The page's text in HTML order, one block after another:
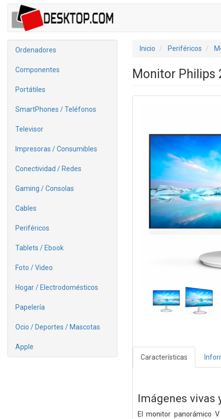
Ordenadores
Componentes
Portátiles
SmartPhones / Teléfonos
Televisor
Impresoras / Consumibles
Conectividad / Redes
Gaming / Consolas
Cables
Periféricos
Tablets / Ebook
Foto / Video
Hogar / Electrodomésticos
Papelería
Ocio / Deportes / Mascotas
Apple
Inicio Periféricos
Monitor Philips
Características
Imágenes
El monitor panorámico